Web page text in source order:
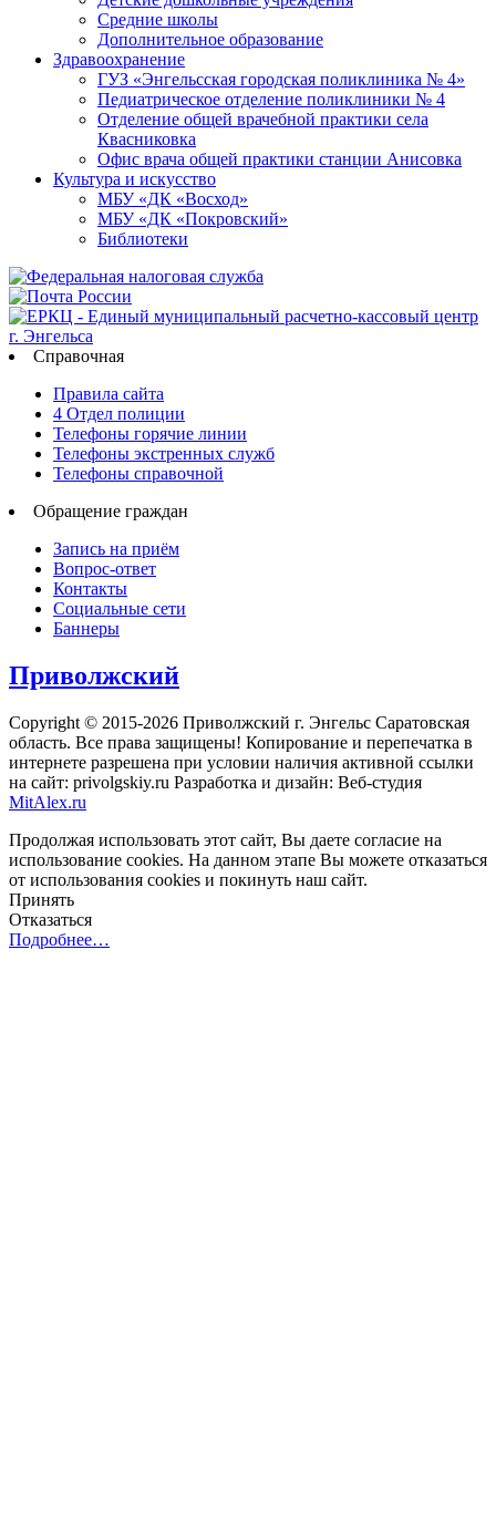
Средние школы
Дополнительное образование
Здравоохранение
ГУЗ «Энгельсская городская поликлиника № 4»
Педиатрическое отделение поликлиники № 4
Отделение общей врачебной практики села
Квасниковка
Офис врача общей практики станции Анисовка
Культура и искусство
МБУ «ДК «Восход»
МБУ «ДК «Покровский»
Библиотеки
Справочная
Правила сайта
4 Отдел полиции
Телефоны горячие линии
Телефоны экстренных служб
Телефоны справочной
Обращение граждан
Запись на приём
Вопрос-ответ
Контакты
Социальные сети
Баннеры
Приволжский
Copyright © 2015-2026 Приволжский г. Энгельс Саратовская
область. Все права защищены! Копирование и перепечатка в
интернете разрешена при условии наличия активной ссылки
на сайт: privolgskiy.ru Разработка и дизайн: Веб-студия
MitAlex.ru
Продолжая использовать этот сайт, Вы даете согласие на
использование cookies. На данном этапе Вы можете отказаться
от использования cookies и покинуть наш сайт.
Принять
Отказаться
Подробнее…